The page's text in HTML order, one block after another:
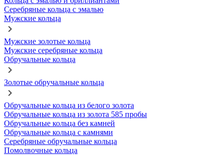
Серебряные кольца с эмалью
Мужские кольца
Мужские золотые кольца
Мужские серебряные кольца
Обручальные кольца
Золотые обручальные кольца
Обручальные кольца из белого золота
Обручальные кольца из золота 585 пробы
Обручальные кольца без камней
Обручальные кольца с камнями
Серебряные обручальные кольца
Помолвочные кольца